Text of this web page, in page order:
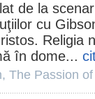
de la
cu
Religia
în dome...
, The Passion